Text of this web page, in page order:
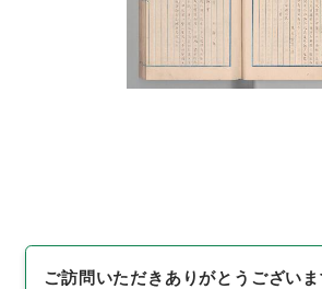
ご訪問いただきありがとうございま